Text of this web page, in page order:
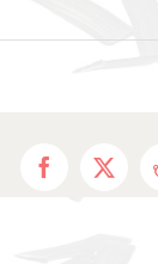
Facebook
X